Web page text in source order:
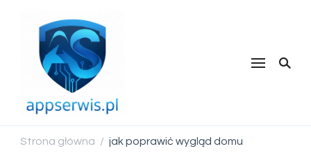
Strona główna / jak poprawić wygląd domu